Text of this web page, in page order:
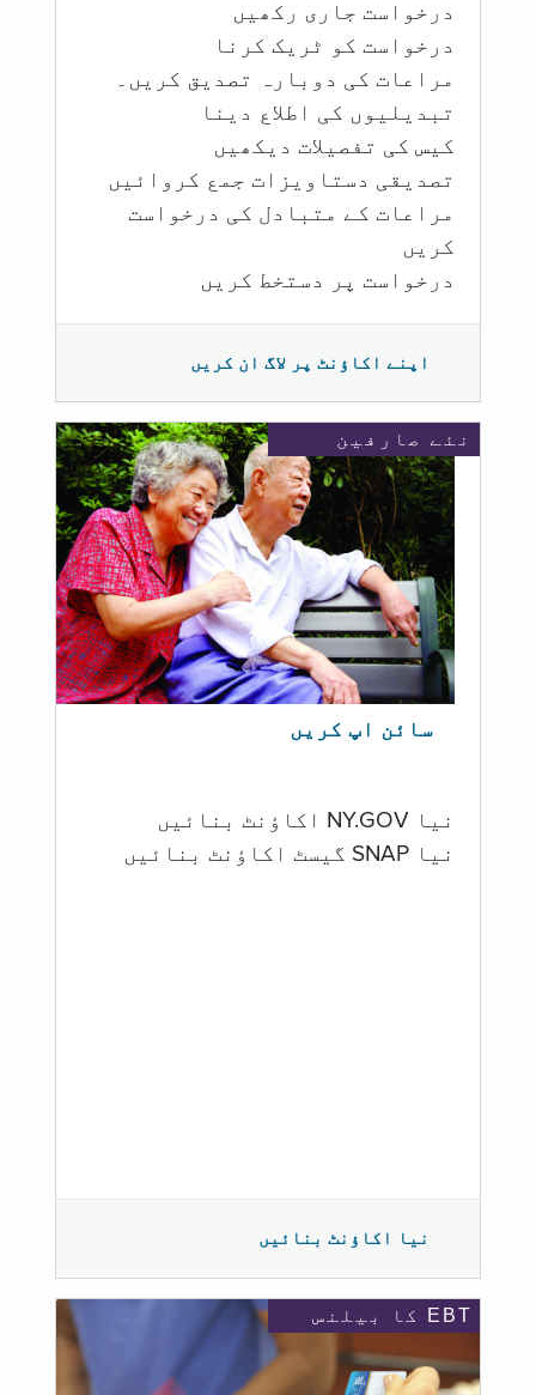
درخواست جاری رکھیں
درخواست کو ٹریک کرنا
مراعات کی دوبارہ تصدیق کریں۔
تبدیلیوں کی اطلاع دینا
کیس کی تفصیلات دیکھیں
تصدیقی دستاویزات جمع کروائیں
مراعات کے متبادل کی درخواست
کریں
درخواست پر دستخط کریں
اپنے اکاؤنٹ پر لاگ ان کریں
نئے صارفین
سائن اپ کریں
نیا NY.GOV اکاؤنٹ بنائیں
نیا SNAP گیسٹ اکاؤنٹ بنائیں
نیا اکاؤنٹ بنائیں
EBT کا بیلنس